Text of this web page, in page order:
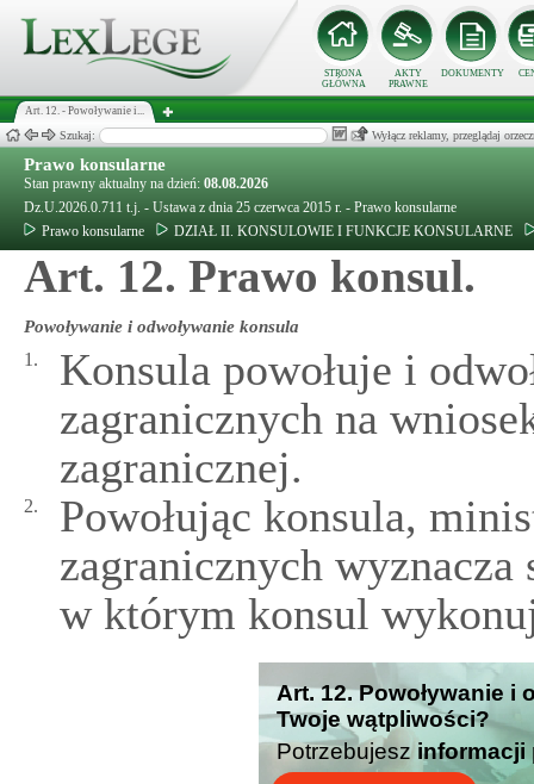
STRONA
GŁÓWNA
AKTY
PRAWNE
DOKUMENTY
Art. 12. - Powoływanie i...
Szukaj: Wyłącz reklamy, przeglądaj
Prawo konsularne
Stan prawny aktualny na dzień: 08.08.2026
Dz.U.2026.0.711 t.j. - Ustawa z dnia 25 czerwca 2015 r. - Prawo konsularne
Prawo konsularne
DZIAŁ II. KONSULOWIE I FUNKCJE KONSULARNE
Art. 12. Prawo konsul.
Powoływanie i odwoływanie konsula
1.
Konsula powołuje i
zagranicznych na
zagranicznej.
2.
Powołując konsula,
zagranicznych
w którym konsul
Art. 12. Powoływanie i
Twoje wątpliwości?
Potrzebujesz informacji